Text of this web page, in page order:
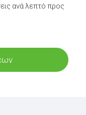
ανά λεπτό προς